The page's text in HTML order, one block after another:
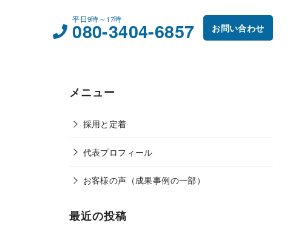
平日9時～17時
080-3404-6857 お問い合わせ
メニュー
採用と定着
代表プロフィール
お客様の声（成果事例の一部）
最近の投稿